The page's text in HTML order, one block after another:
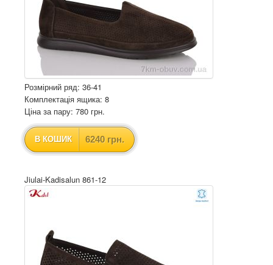
Розмірний ряд: 36-41
Комплектація ящика: 8
Ціна за пару: 780 грн.
В КОШИК 6240 грн.
Jiulai-Kadisalun 861-12